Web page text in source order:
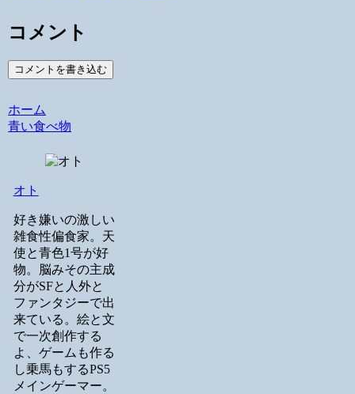
コメント
コメントを書き込む
ホーム
青い食べ物
オト
好き嫌いの激しい
雑食性偏食家。天
使と青色1号が好
物。脳みその主成
分がSFと人外と
ファンタジーで出
来ている。絵と文
で一次創作する
よ、ゲームも作る
し乗馬もするPS5
メインゲーマー。